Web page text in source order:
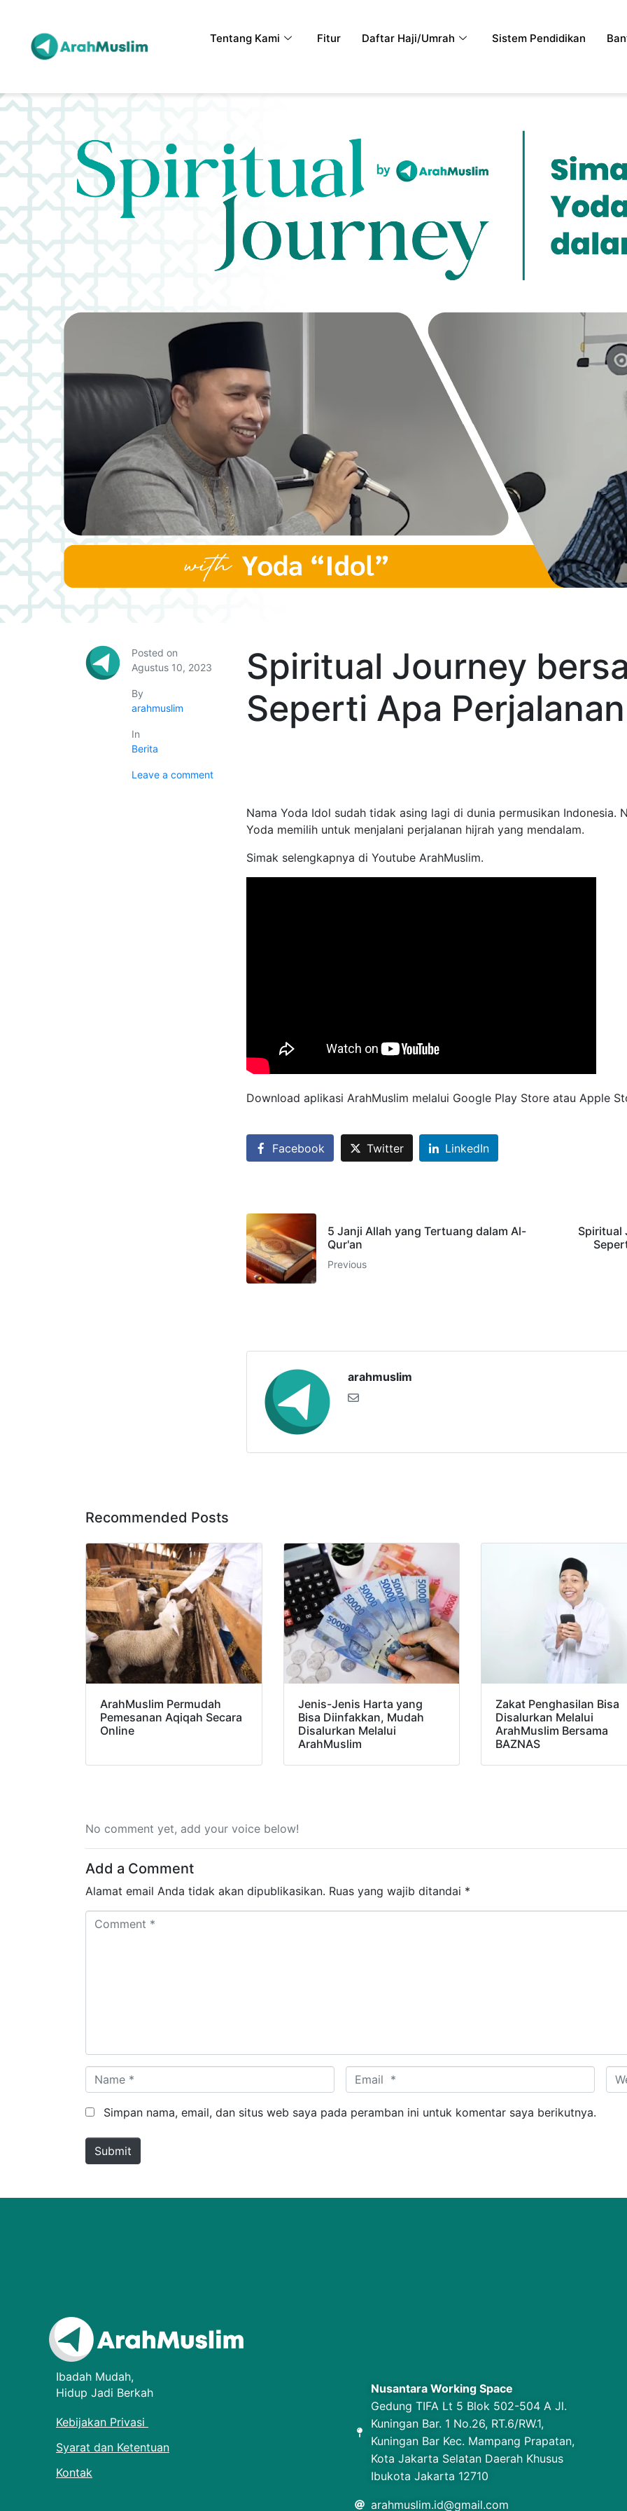
Tentang Kami Fitur Daftar Haji/Umrah Sistem Pendidikan
Posted on
Agustus 10, 2023
By
arahmuslim
In
Berita
Leave a comment
Spiritual Journey
Seperti Apa
Nama Yoda Idol sudah tidak asing lagi di dunia permusikan Indonesia.
Yoda memilih untuk menjalani perjalanan hijrah yang mendalam.
Simak selengkapnya di Youtube ArahMuslim.
Download aplikasi ArahMuslim melalui Google Play Store atau Apple
Facebook Twitter LinkedIn
5 Janji Allah yang Tertuang dalam Al-
Qur'an
Previous
Spiritual
arahmuslim
Recommended Posts
ArahMuslim Permudah
Pemesanan Aqiqah Secara
Online
Jenis-Jenis Harta yang
Bisa Diinfakkan, Mudah
Disalurkan Melalui
ArahMuslim
Zakat Penghasilan Bisa
Disalurkan Melalui
ArahMuslim Bersama
BAZNAS
No comment yet, add your voice below!
Add a Comment
Alamat email Anda tidak akan dipublikasikan. Ruas yang wajib ditandai *
Comment *
Name * Email *
Simpan nama, email, dan situs web saya pada peramban ini untuk komentar saya berikutnya.
Submit
Ibadah Mudah,
Hidup Jadi Berkah
Kebijakan Privasi
Syarat dan Ketentuan
Kontak
Nusantara Working Space
Gedung TIFA Lt 5 Blok 502-504 A Jl.
Kuningan Bar. 1 No.26, RT.6/RW.1,
Kuningan Bar Kec. Mampang Prapatan,
Kota Jakarta Selatan Daerah Khusus
Ibukota Jakarta 12710
arahmuslim.id@gmail.com